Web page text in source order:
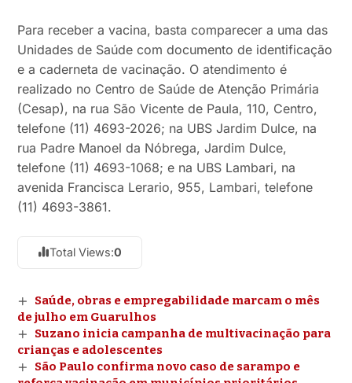
Para receber a vacina, basta comparecer a uma das
Unidades de Saúde com documento de identificação
e a caderneta de vacinação. O atendimento é
realizado no Centro de Saúde de Atenção Primária
(Cesap), na rua São Vicente de Paula, 110, Centro,
telefone (11) 4693-2026; na UBS Jardim Dulce, na
rua Padre Manoel da Nóbrega, Jardim Dulce,
telefone (11) 4693-1068; e na UBS Lambari, na
avenida Francisca Lerario, 955, Lambari, telefone
(11) 4693-3861.
Total Views:0
Saúde, obras e empregabilidade marcam o mês
de julho em Guarulhos
Suzano inicia campanha de multivacinação para
crianças e adolescentes
São Paulo confirma novo caso de sarampo e